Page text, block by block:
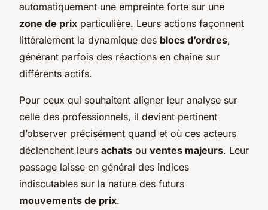
automatiquement une empreinte forte sur une
zone de prix particulière. Leurs actions façonnent
littéralement la dynamique des blocs d’ordres,
générant parfois des réactions en chaîne sur
différents actifs.
Pour ceux qui souhaitent aligner leur analyse sur
celle des professionnels, il devient pertinent
d’observer précisément quand et où ces acteurs
déclenchent leurs achats ou ventes majeurs. Leur
passage laisse en général des indices
indiscutables sur la nature des futurs
mouvements de prix.